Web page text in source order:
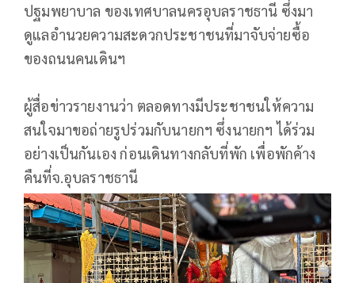
ปฐมพยาบาล ของเทศบาลนครอุบลราชธานี ซึ่งมา
ดูแลอำนวยความสะดวกประชาชนที่มาจับจ่ายซื้อ
ของถนนคนเดินฯ
ผู้สื่อข่าวรายงานว่า ตลอดทางมีประชาชนให้ความ
สนใจมาขอถ่ายรูปร่วมกับนายกฯ ซึ่งนายกฯ ได้ร่วม
อย่างเป็นกันเอง ก่อนเดินทางกลับที่พัก เพื่อพักค้าง
คืนที่จ.อุบลราชธานี